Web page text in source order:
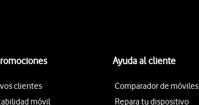
clientes
móvil
Ayuda al cliente
Comparador de móviles
Repara tu dispositivo